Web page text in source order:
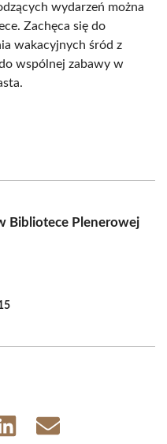
wydarzeń można
Zachęca się do
wakacyjnych śród z
wspólnej zabawy w
Bibliotece Plenerowej
Share
Share